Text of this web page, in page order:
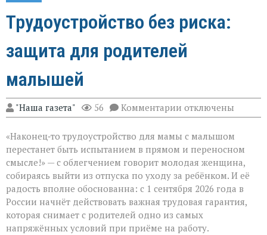
Трудоустройство без риска:
защита для родителей
малышей
"Наша газета" 56 Комментарии к
записи
без
риска:
защита
для
родителей
малышей
отключены
«Наконец‑то трудоустройство для мамы с малышом
перестанет быть испытанием в прямом и переносном
смысле!» — с облегчением говорит молодая женщина,
собираясь выйти из отпуска по уходу за ребёнком. И её
радость вполне обоснованна: с 1 сентября 2026 года в
России начнёт действовать важная трудовая гарантия,
которая снимает с родителей одно из самых
напряжённых условий при приёме на работу.